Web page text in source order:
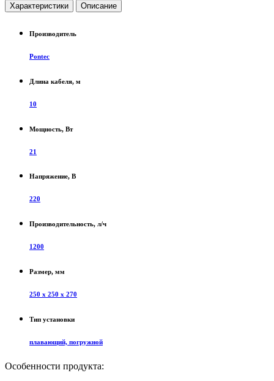
Характеристики
Описание
Производитель
Pontec
Длина кабеля, м
10
Мощность, Вт
21
Напряжение, В
220
Производительность, л/ч
1200
Размер, мм
250 х 250 х 270
Тип установки
плавающий, погружной
Особенности продукта: